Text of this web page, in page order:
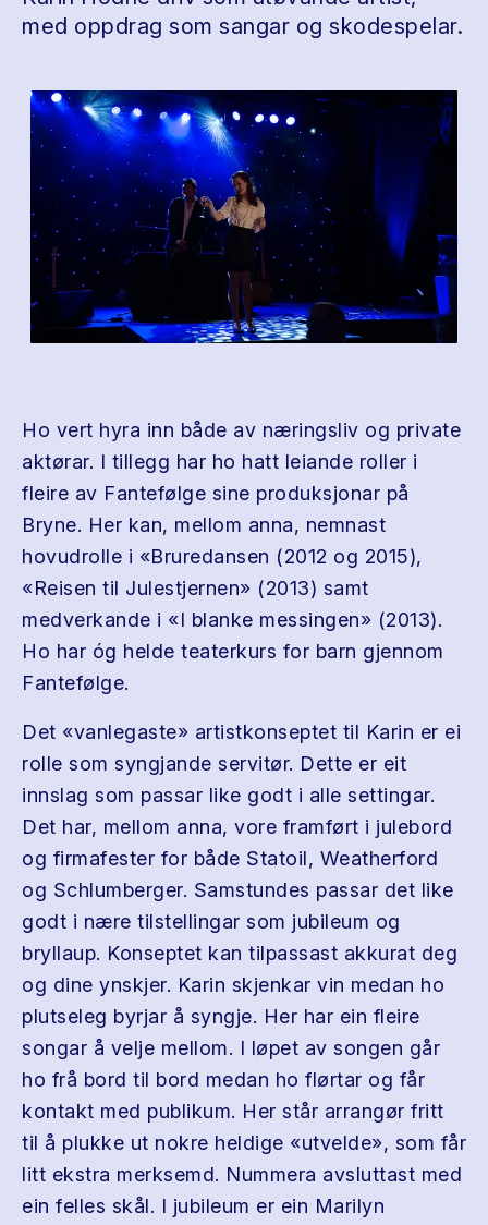
med oppdrag som sangar og skodespelar.
Ho vert hyra inn både av næringsliv og private
aktørar. I tillegg har ho hatt leiande roller i
fleire av Fantefølge sine produksjonar på
Bryne. Her kan, mellom anna, nemnast
hovudrolle i «Bruredansen (2012 og 2015),
«Reisen til Julestjernen» (2013) samt
medverkande i «I blanke messingen» (2013).
Ho har óg helde teaterkurs for barn gjennom
Fantefølge.
Det «vanlegaste» artistkonseptet til Karin er ei
rolle som syngjande servitør. Dette er eit
innslag som passar like godt i alle settingar.
Det har, mellom anna, vore framført i julebord
og firmafester for både Statoil, Weatherford
og Schlumberger. Samstundes passar det like
godt i nære tilstellingar som jubileum og
bryllaup. Konseptet kan tilpassast akkurat deg
og dine ynskjer. Karin skjenkar vin medan ho
plutseleg byrjar å syngje. Her har ein fleire
songar å velje mellom. I løpet av songen går
ho frå bord til bord medan ho flørtar og får
kontakt med publikum. Her står arrangør fritt
til å plukke ut nokre heldige «utvelde», som får
litt ekstra merksemd. Nummera avsluttast med
ein felles skål. I jubileum er ein Marilyn